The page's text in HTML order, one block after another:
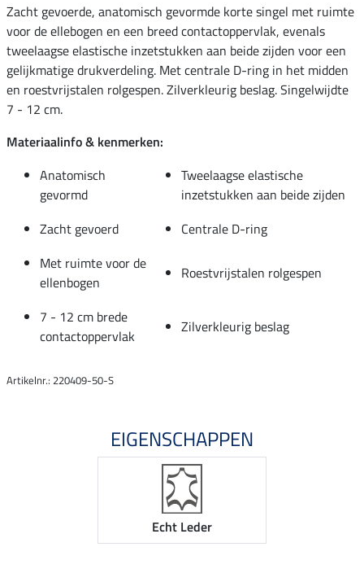
Zacht gevoerde, anatomisch gevormde korte singel met ruimte
voor de ellebogen en een breed contactoppervlak, evenals
tweelaagse elastische inzetstukken aan beide zijden voor een
gelijkmatige drukverdeling. Met centrale D-ring in het midden
en roestvrijstalen rolgespen. Zilverkleurig beslag. Singelwijdte
7 - 12 cm.
Materiaalinfo & kenmerken:
Anatomisch
gevormd
Tweelaagse elastische
inzetstukken aan beide zijden
Zacht gevoerd
Centrale D-ring
Met ruimte voor de
ellenbogen
Roestvrijstalen rolgespen
7 - 12 cm brede
contactoppervlak
Zilverkleurig beslag
Artikelnr.: 220409-50-S
EIGENSCHAPPEN
Echt Leder